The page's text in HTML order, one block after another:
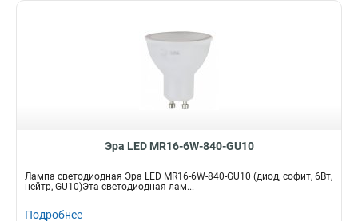
Эра LED MR16-6W-840-GU10
Лампа светодиодная Эра LED MR16-6W-840-GU10 (диод, софит, 6Вт,
нейтр, GU10)Эта светодиодная лам...
Подробнее